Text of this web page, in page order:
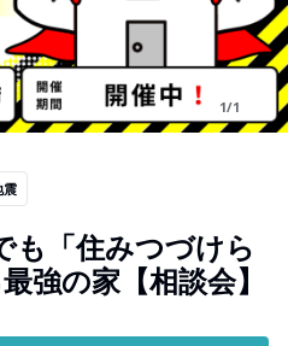
1/1
震
も「住みつづけら
強の家【相談会】